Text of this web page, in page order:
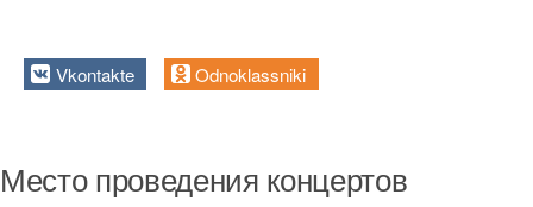
Vkontakte Odnoklassniki
Место проведения концертов